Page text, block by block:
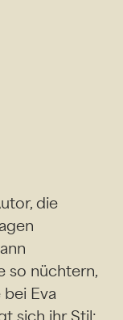
die
so nüchtern,
Eva
sich ihr Stil: